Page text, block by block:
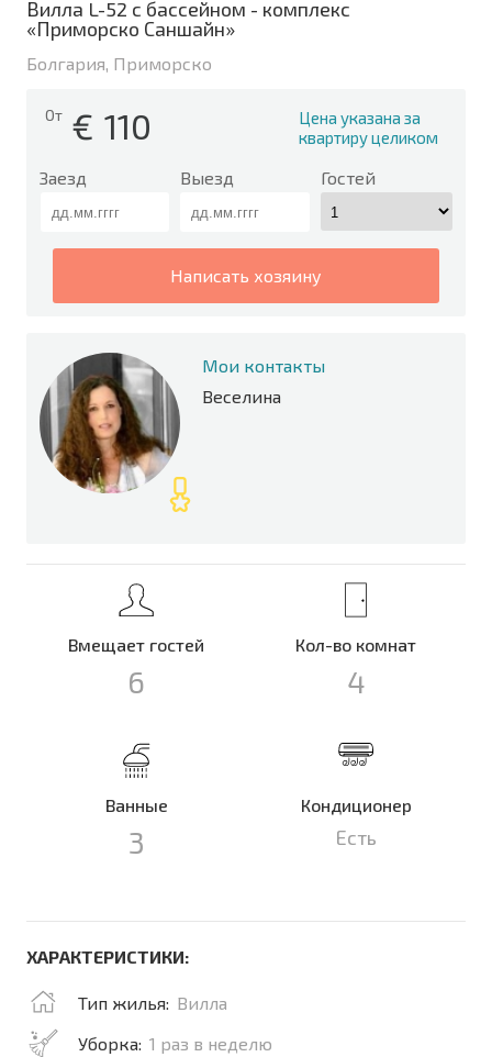
Вилла L-52 с бассейном - комплекс
«Приморско Саншайн»
Болгария, Приморско
От € 110
Цена указана за
квартиру целиком
Заезд Выезд Гостей
написать хозяину
Мои контакты
Веселина
Вмещает гостей
6
Кол-во комнат
4
Ванные
3
Кондиционер
Есть
ХАРАКТЕРИСТИКИ:
Тип жилья: Вилла
Уборка: 1 раз в неделю